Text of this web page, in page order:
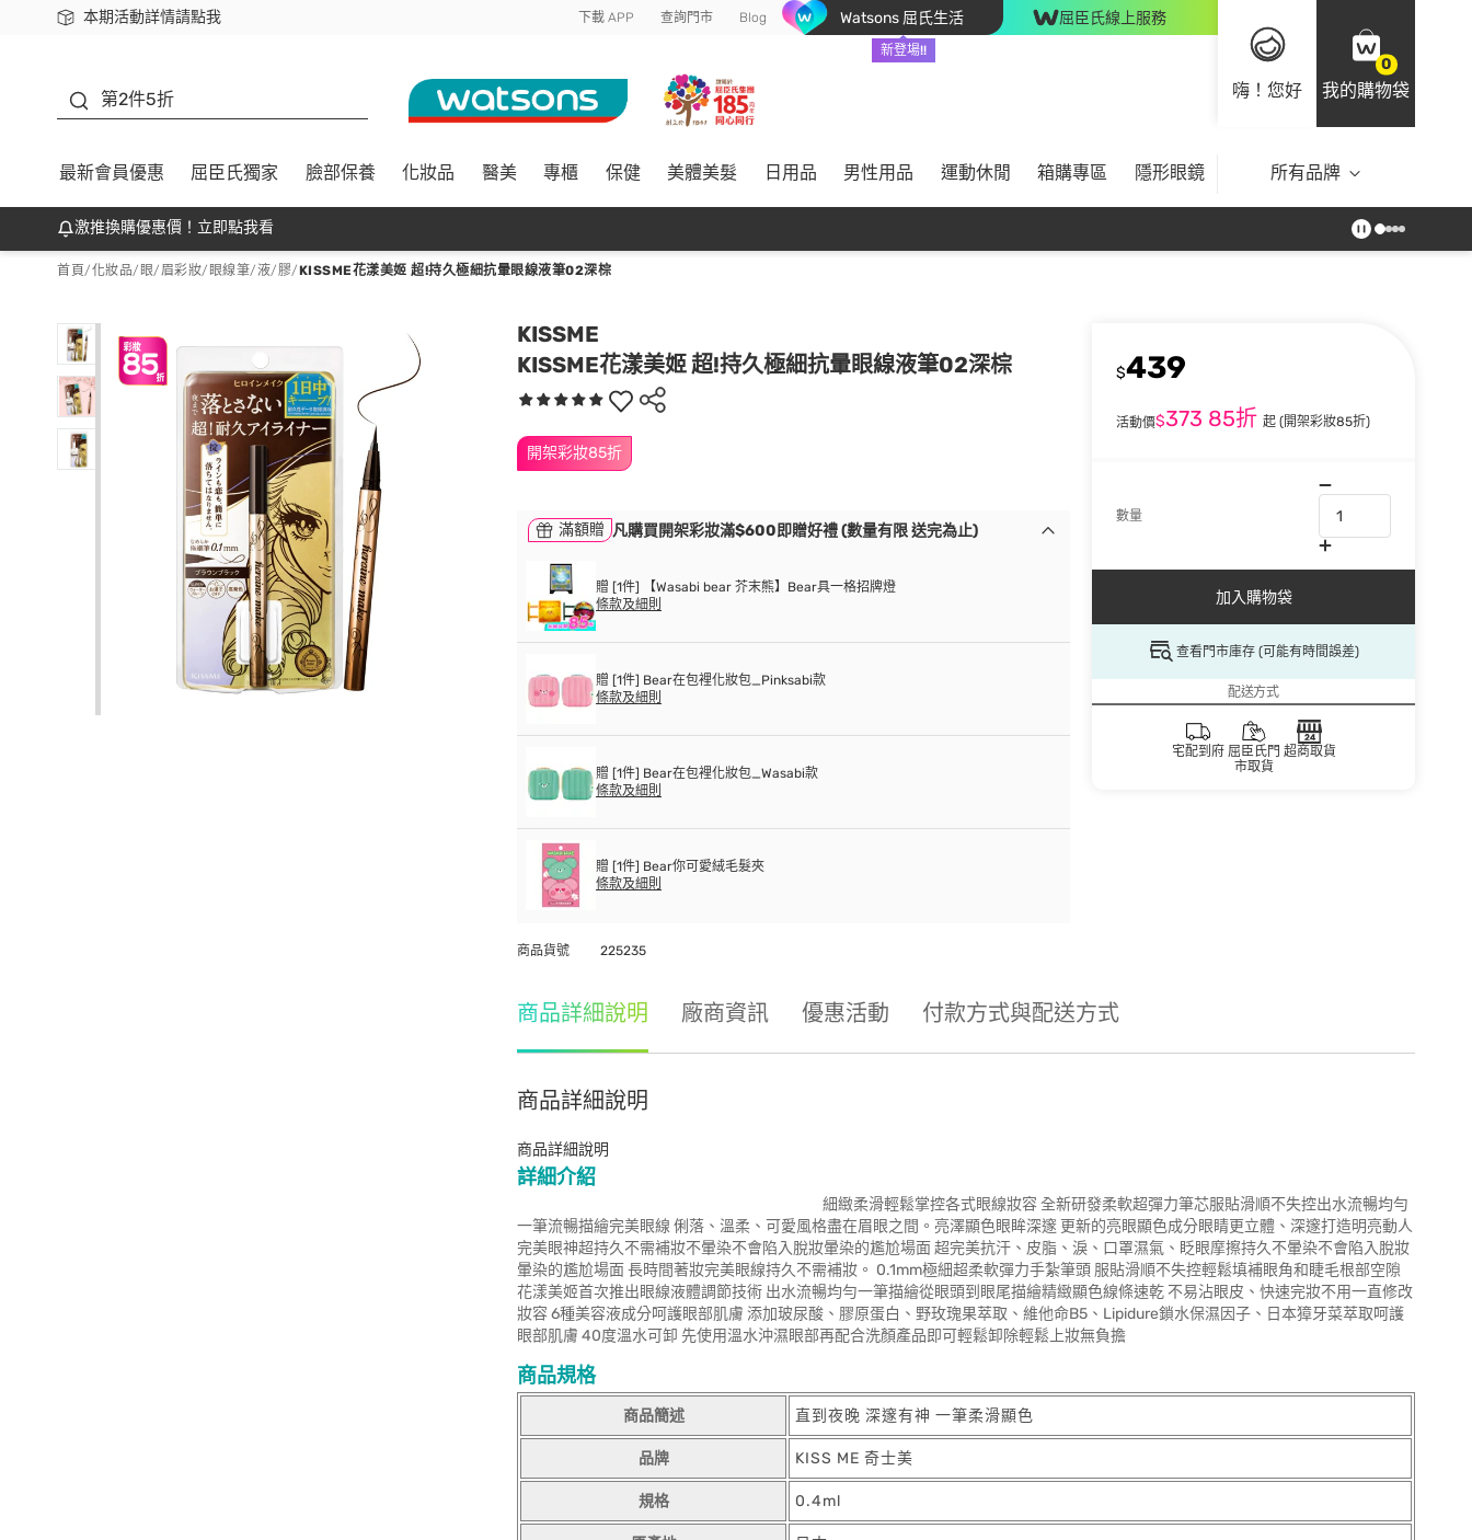
本期活動詳情請點我
下載app最高回饋$350 下載 APP 查詢門市 Blog Watsons 屈氏生活
新登場!!
屈臣氏線上服務
嗨！您好
0
我的購物袋
第2件5折
最新會員優惠 屈臣氏獨家 臉部保養 化妝品 醫美 專櫃 保健 美體美髮 日用品 男性用品 運動休閒 箱購專區 隱形眼鏡 所有品牌
激推換購優惠價！立即點我看
首頁/化妝品/ 眼/眉彩妝/ 眼線筆/液/膠/KISSME花漾美姬 超!持久極細抗暈眼線液筆02深棕
KISSME
KISSME花漾美姬 超!持久極細抗暈眼線液筆02深棕
開架彩妝85折
$439
活動價$373 85折 起 (開架彩妝85折)
數量
加入購物袋
查看門市庫存 (可能有時間誤差)
配送方式
宅配到府 屈臣氏門
市取貨
超商取貨
滿額贈 凡購買開架彩妝滿$600即贈好禮 (數量有限 送完為止)
贈 [1件] 【Wasabi bear 芥末熊】Bear具一格招牌燈
條款及細則
贈 [1件] Bear在包裡化妝包_Pinksabi款
條款及細則
贈 [1件] Bear在包裡化妝包_Wasabi款
條款及細則
贈 [1件] Bear你可愛絨毛髮夾
條款及細則
商品貨號 225235
商品詳細說明 廠商資訊 優惠活動 付款方式與配送方式
商品詳細說明
商品詳細說明
詳細介紹
細緻柔滑輕鬆掌控各式眼線妝容 全新研發柔軟超彈力筆芯服貼滑順不失控出水流暢均勻
一筆流暢描繪完美眼線 俐落、溫柔、可愛風格盡在眉眼之間。亮澤顯色眼眸深邃 更新的亮眼顯色成分眼睛更立體、深邃打造明亮動人
完美眼神超持久不需補妝不暈染不會陷入脫妝暈染的尷尬場面 超完美抗汗、皮脂、淚、口罩濕氣、眨眼摩擦持久不暈染不會陷入脫妝
暈染的尷尬場面 長時間著妝完美眼線持久不需補妝。 0.1mm極細超柔軟彈力手紮筆頭 服貼滑順不失控輕鬆填補眼角和睫毛根部空隙
花漾美姬首次推出眼線液體調節技術 出水流暢均勻一筆描繪從眼頭到眼尾描繪精緻顯色線條速乾 不易沾眼皮、快速完妝不用一直修改
妝容 6種美容液成分呵護眼部肌膚 添加玻尿酸、膠原蛋白、野玫瑰果萃取、維他命B5、Lipidure鎖水保濕因子、日本獐牙菜萃取呵護
眼部肌膚 40度溫水可卸 先使用溫水沖濕眼部再配合洗顏產品即可輕鬆卸除輕鬆上妝無負擔
商品規格
商品簡述 直到夜晚 深邃有神 一筆柔滑顯色
品牌 KISS ME 奇士美
規格 0.4ml